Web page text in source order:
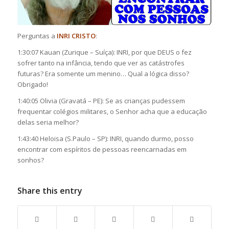
Perguntas a INRI CRISTO:
1:30:07 Kauan (Zurique – Suíça): INRI, por que DEUS o fez
sofrer tanto na infância, tendo que ver as catástrofes
futuras? Era somente um menino… Qual a lógica disso?
Obrigado!
1:40:05 Olivia (Gravatá – PE): Se as crianças pudessem
frequentar colégios militares, o Senhor acha que a educação
delas seria melhor?
1:43:40 Heloisa (S.Paulo – SP): INRI, quando durmo, posso
encontrar com espíritos de pessoas reencarnadas em
sonhos?
Share this entry